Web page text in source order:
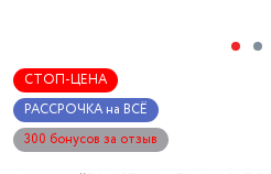
СТОП-ЦЕНА
РАССРОЧКА на ВСЁ
300 бонусов за отзыв